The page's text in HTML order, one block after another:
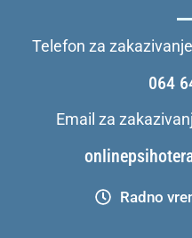
Telefon za
064
Email za
Radno